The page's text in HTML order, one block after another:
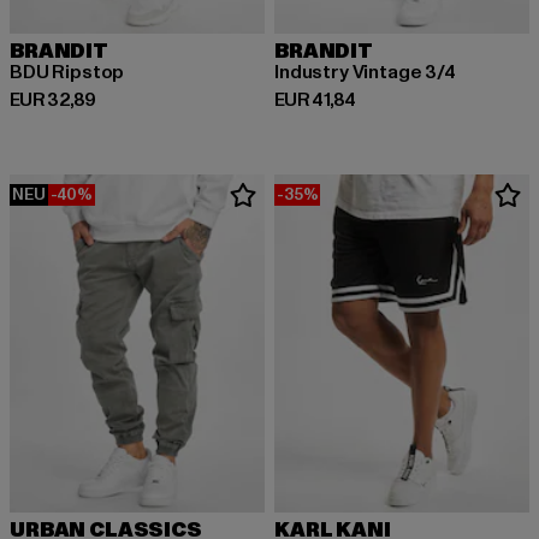
BRANDIT
BDU Ripstop
EUR 32,89
Derzeitiger Preis: EUR 32,89
BRANDIT
Industry Vintage 3/4
EUR 41,84
Derzeitiger Preis: EUR 41,84
NEU -40%
URBAN CLASSICS
-35%
KARL KANI